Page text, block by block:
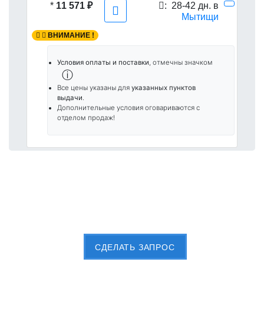
* 11 571 ₽ : 28-42 дн. в
Мытищи
ВНИМАНИЕ !
Условия оплаты и поставки, отмечны значком
ⓘ
Все цены указаны для указанных пунктов
выдачи.
Дополнительные условия оговариваются с
отделом продаж!
CДЕЛАТЬ ЗАПРОС